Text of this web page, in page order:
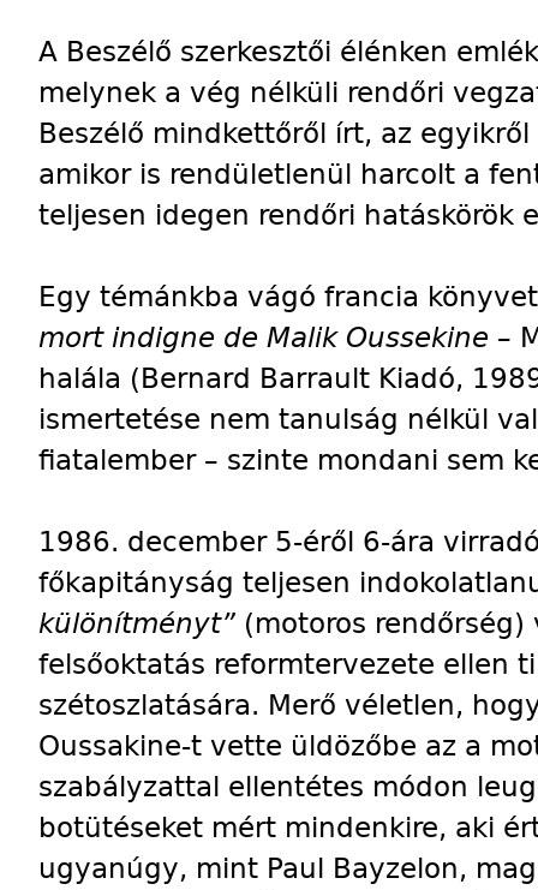
A Beszélő szerkesztői élénken
melynek a vég nélküli rendőri
Beszélő mindkettőről írt, az
amikor is rendületlenül harcolt a
teljesen idegen rendőri hatáskörök
Egy témánkba vágó francia
mort indigne de Malik Oussekine –
halála (Bernard Barrault Kiadó,
ismertetése nem tanulság nélkül
fiatalember – szinte mondani sem
1986. december 5-éről 6-ára
főkapitányság teljesen
különítményt” (motoros
felsőoktatás reformtervezete ellen
szétoszlatására. Merő véletlen,
Oussakine-t vette üldözőbe az a
szabályzattal ellentétes módon
botütéseket mért mindenkire, aki
ugyanúgy, mint Paul Bayzelon,